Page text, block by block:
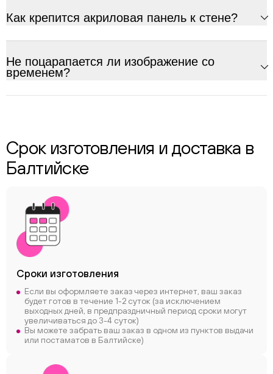
Как крепится акриловая панель к стене?
Не поцарапается ли изображение со
временем?
Срок изготовления и доставка в
Балтийске
Сроки изготовления
Если вы оформляете заказ через интернет, ваш заказ
будет готов в течение 1-2 суток (за исключением
выходных дней, в предпраздничный период сроки могут
увеличиваться до 3-4 суток)
Вы можете забрать ваш заказ в одном из пунктов выдачи
или постаматов в Балтийске)